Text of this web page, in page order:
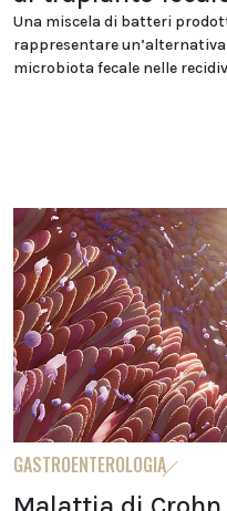
Una miscela di batteri
rappresentare
microbiota fecale nelle
GASTROENTEROLOGIA